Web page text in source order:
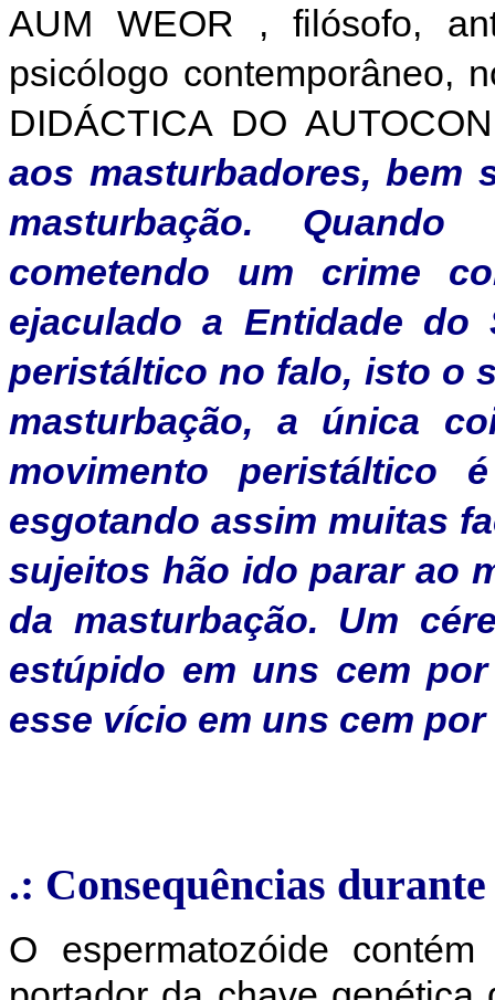
AUM WEOR , filósofo,
psicólogo contemporâneo,
DIDÁCTICA DO
aos masturbadores, bem
masturbação. Quando
cometendo um crime
ejaculado a Entidade do
peristáltico no falo, isto o
masturbação, a única
movimento
esgotando assim muitas
sujeitos hão ido parar ao
da masturbação. Um
estúpido em uns cem
esse vício em uns cem
.: Consequências
O espermatozóide